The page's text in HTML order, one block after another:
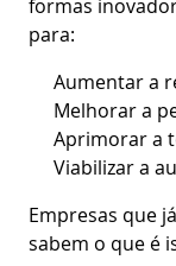
formas
para:
Aumentar a
Melhorar a
Aprimorar a
Viabilizar a
Empresas que
sabem o que é